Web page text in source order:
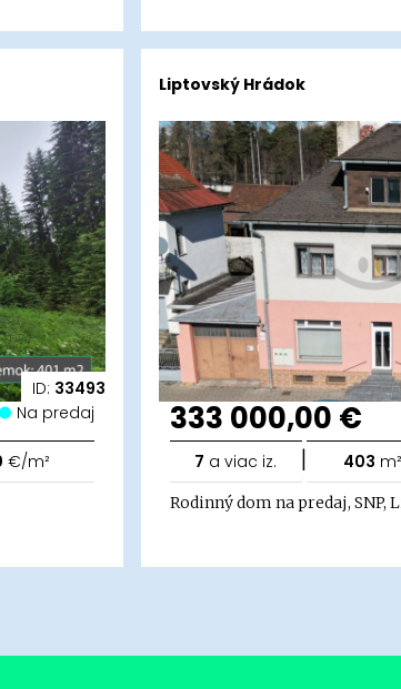
ID: 33493
Na predaj
€/m²
Liptovský Hrádok
333 000,00 €
7 a viac iz. | 403 m²
Rodinný dom na predaj, SNP,